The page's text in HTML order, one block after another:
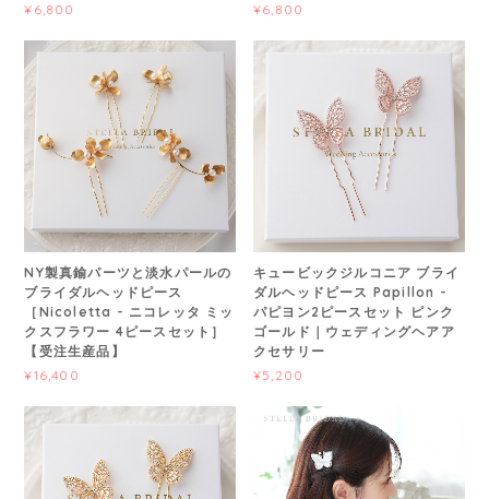
¥6,800
¥6,800
NY製真鍮パーツと淡水パールの
ブライダルヘッドピース
［Nicoletta - ニコレッタ ミッ
クスフラワー 4ピースセット］
【受注生産品】
¥16,400
キュービックジルコニア ブライ
ダルヘッドピース Papillon -
パピヨン2ピースセット ピンク
ゴールド｜ウェディングヘアア
クセサリー
¥5,200